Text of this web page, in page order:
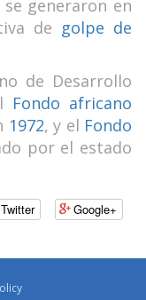
generaron en
de golpe de
de Desarrollo
Fondo africano
1972, y el Fondo
por el estado
Twitter Google+